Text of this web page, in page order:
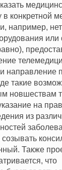
конкретной
например, нет
или
направление
такие
новшествам
на
из
Также
что